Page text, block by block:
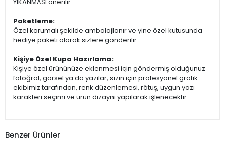
YIKANMASI önerilir.
Paketleme:
Özel korumalı şekilde ambalajlanır ve yine özel kutusunda
hediye paketi olarak sizlere gönderilir.
Kişiye Özel Kupa Hazırlama:
Kişiye özel ürününüze eklenmesi için göndermiş olduğunuz
fotoğraf, görsel ya da yazılar, sizin için profesyonel grafik
ekibimiz tarafından, renk düzenlemesi, rötuş, uygun yazı
karakteri seçimi ve ürün dizaynı yapılarak işlenecektir.
Benzer Ürünler